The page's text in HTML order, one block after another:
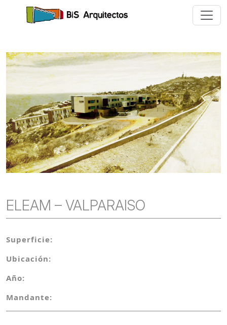
ELEAM – VALPARAISO
Superficie:
Ubicación:
Año:
Mandante: